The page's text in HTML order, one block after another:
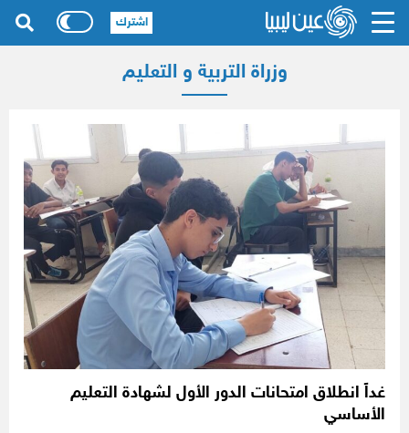
وزراة التربية و التعليم
غداً انطلاق امتحانات الدور الأول لشهادة التعليم
الأساسي
اشترك